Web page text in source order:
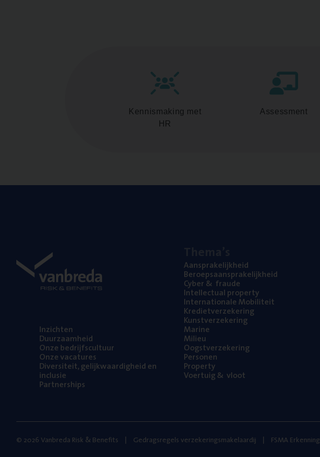
Kennismaking met
HR
Assessment
Inzich­ten
Duur­zaam­heid
Onze bedrijfs­cul­tuur
Onze vaca­tu­res
Diver­si­teit, gelijk­waar­dig­heid en
inclusie
Part­ner­ships
Aan­spra­ke­lijk­heid
Beroeps­aan­spra­ke­lijk­heid
Cyber& fraude
Intel­lec­tu­al property
Inter­na­ti­o­na­le Mobiliteit
Kre­diet­ver­ze­ke­ring
Kunst­ver­ze­ke­ring
Mari­ne
Mili­eu
Oogst­ver­ze­ke­ring
Per­so­nen
Pro­per­ty
Voer­tuig& vloot
© 2026 Vanbreda Risk & Benefits Gedragsregels verzekeringsmakelaardij FSMA Erkenning